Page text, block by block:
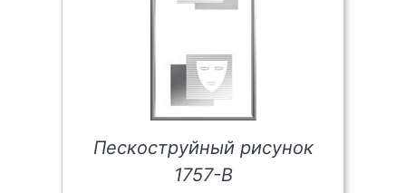
Пескоструйный рисунок
1757-В